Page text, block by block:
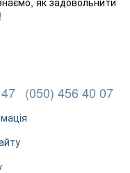
(050) 456 40 07